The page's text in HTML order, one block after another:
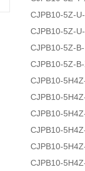
CJPB10-5Z-U-
CJPB10-5Z-
CJPB10-5Z-B-
CJPB10-5Z-
CJPB10-
CJPB10-
CJPB10-
CJPB10-
CJPB10-
CJPB10-